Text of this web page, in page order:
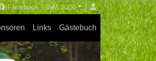
Facebook WM 2026
Links Gästebuch